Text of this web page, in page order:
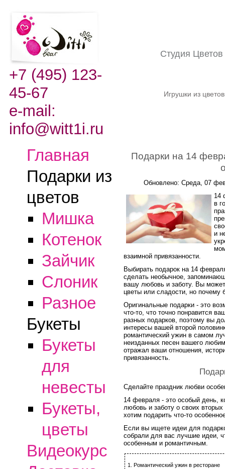
+7 (495) 123-
45-67
e-mail:
info@witt1i.ru
Студия Цветов
Игрушки из
Главная
Подарки из
цветов
Мишка
Котенок
Зайчик
Слоник
Разное
Букеты
Букеты
для
невесты
Букеты,
цветы
Видеокурс
Подарки на 14
Обновлено: Среда, 07
14
в
и
взаимной привязанности.
Выбирать подарок на 14
сделать необычное,
вашу любовь и заботу. Вы
цветы или сладости, но почему
Оригинальные подарки - это
что-то, что точно понравится
разных подарков, поэтому вы
интересы вашей второй
романтический ужин в самом
неизданных песен вашего
отражал ваши отношения,
привязанность.
Сделайте праздник любви
14 февраля - это особый день,
любовь и заботу о своих
хотим подарить что-то
Если вы ищете идеи для
собрали для вас лучшие идеи,
особенным и романтичным.
1. Романтический ужин в ресторане